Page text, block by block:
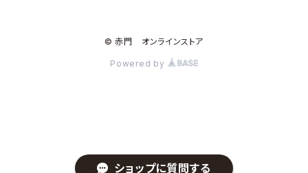
ショップに質問する
© 赤門 オンラインストア
Powered by